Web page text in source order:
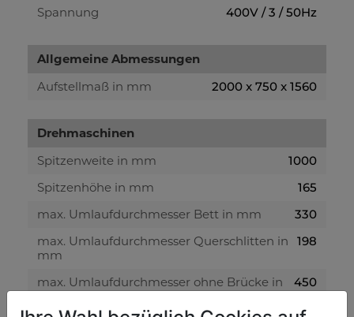
Spannung
400V / 3 / 50Hz
Allgemeine Abmessungen
Aufstellmaß in mm
2000 x 750 x 1560
Drehmaschinen
Spitzenweite in mm
1000
Spitzenhöhe in mm
165
max. Umlaufdurchmesser Bett in mm
330
max. Umlaufdurchmesser Querschlitten in
mm
198
max. Umlaufdurchmesser ohne Brücke in
450